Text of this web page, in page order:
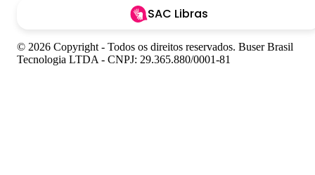
SAC Libras
© 2026 Copyright - Todos os direitos reservados. Buser Brasil
Tecnologia LTDA - CNPJ: 29.365.880/0001-81